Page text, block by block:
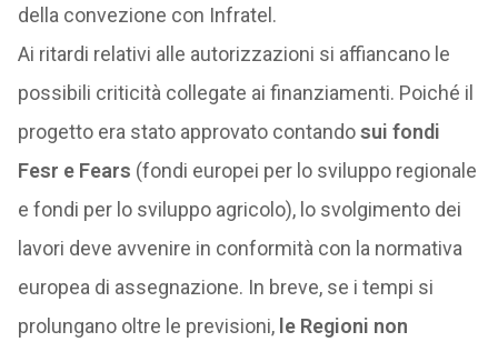
della convezione con Infratel.
Ai ritardi relativi alle autorizzazioni si affiancano le
possibili criticità collegate ai finanziamenti. Poiché il
progetto era stato approvato contandosui fondi
Fesr e Fears (fondi europei per lo sviluppo regionale
e fondi per lo sviluppo agricolo), lo svolgimento dei
lavori deve avvenire in conformità con la normativa
europea di assegnazione. In breve, se i tempi si
prolungano oltre le previsioni, le Regioni non